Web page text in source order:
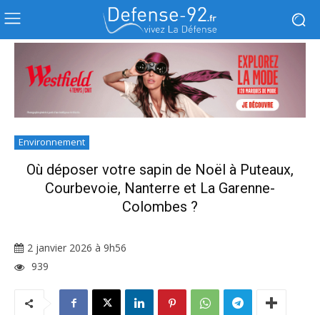
Environnement
Où déposer votre sapin de Noël à Puteaux,
Courbevoie, Nanterre et La Garenne-
Colombes ?
2 janvier 2026 à 9h56
939